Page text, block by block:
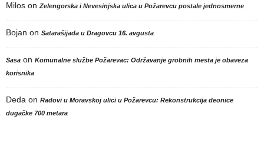
Milos on Zelengorska i Nevesinjska ulica u Požarevcu postale jednosmerne
Bojan on Satarašijada u Dragovcu 16. avgusta
Sasa on Komunalne službe Požarevac: Održavanje grobnih mesta je obaveza
korisnika
Deda on Radovi u Moravskoj ulici u Požarevcu: Rekonstrukcija deonice
dugačke 700 metara